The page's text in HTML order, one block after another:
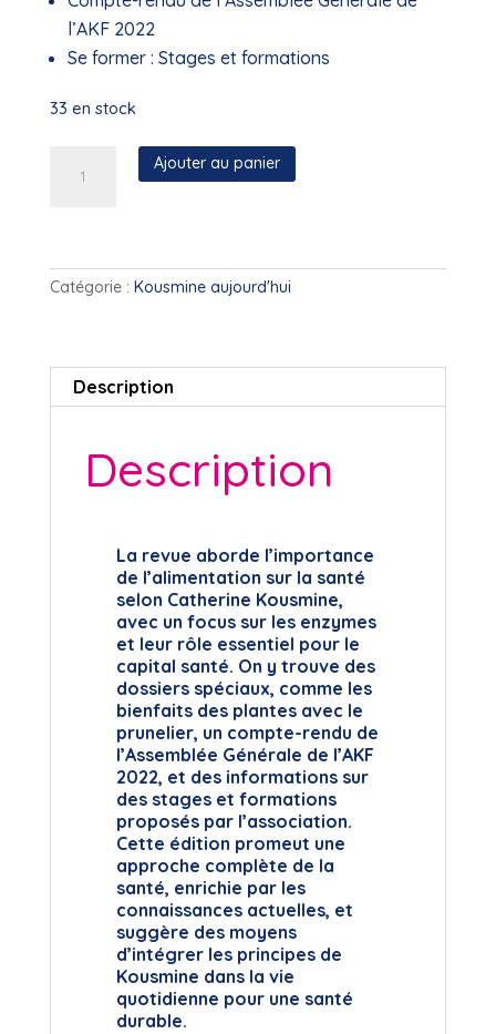
l’AKF 2022
Se former : Stages et formations
33 en stock
N°27
(Décembre
Ajouter au panier
Catégorie : Kousmine aujourd'hui
Description
Description
La revue aborde l’importance
de l’alimentation sur la santé
selon Catherine Kousmine,
avec un focus sur les enzymes
et leur rôle essentiel pour le
capital santé. On y trouve des
dossiers spéciaux, comme les
bienfaits des plantes avec le
prunelier, un compte-rendu de
l’Assemblée Générale de l’AKF
2022, et des informations sur
des stages et formations
proposés par l’association.
Cette édition promeut une
approche complète de la
santé, enrichie par les
connaissances actuelles, et
suggère des moyens
d’intégrer les principes de
Kousmine dans la vie
quotidienne pour une santé
durable.